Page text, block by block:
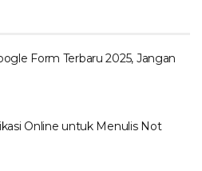
Form Terbaru 2025, Jangan
Online untuk Menulis Not